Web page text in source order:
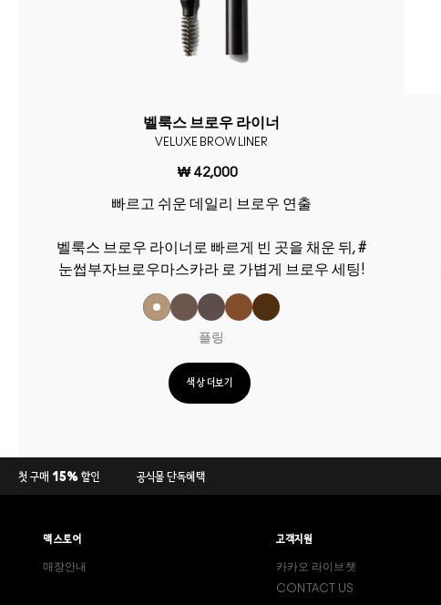
벨룩스 브로우 라이너
VELUXE BROW LINER
₩ 42,000
빠르고 쉬운 데일리 브로우 연출
벨룩스 브로우 라이너로 빠르게 빈 곳을 채운 뒤, #
눈썹부자브로우마스카라 로 가볍게 브로우 세팅!
플링
색상 더보기
첫 구매 15% 할인 공식몰 단독혜택
맥 스토어
매장안내
고객지원
카카오 라이브챗
CONTACT US